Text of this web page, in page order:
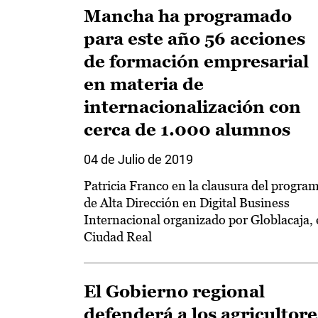
Mancha ha programado
para este año 56 acciones
de formación empresarial
en materia de
internacionalización con
cerca de 1.000 alumnos
04 de Julio de 2019
Patricia Franco en la clausura del
de Alta Dirección en Digital Business
Internacional organizado por Globlacaja,
Ciudad Real
El Gobierno regional
defenderá a los